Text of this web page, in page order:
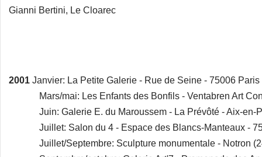
Gianni Bertini, Le Cloarec
2001 Janvier: La Petite Galerie - Rue de Seine - 75006 Paris
Mars/mai: Les Enfants des Bonfils - Ventabren Art
Juin: Galerie E. du Maroussem - La Prévôté - Aix-en-
Juillet: Salon du 4 - Espace des Blancs-Manteaux -
Juillet/Septembre: Sculpture monumentale - Notron